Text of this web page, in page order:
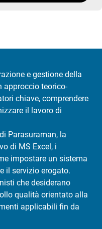
e gestione della
approccio teorico-
chiave, comprendere
il lavoro di
Parasuraman, la
di MS Excel, i
impostare un sistema
il servizio erogato.
che desiderano
qualità orientato alla
applicabili fin da